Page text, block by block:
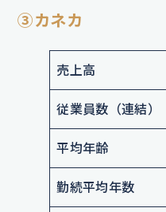
③カネカ
売上高
従業員数（連結）
平均年齢
勤続平均年数